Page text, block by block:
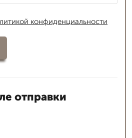
конфиденциальности
отправки